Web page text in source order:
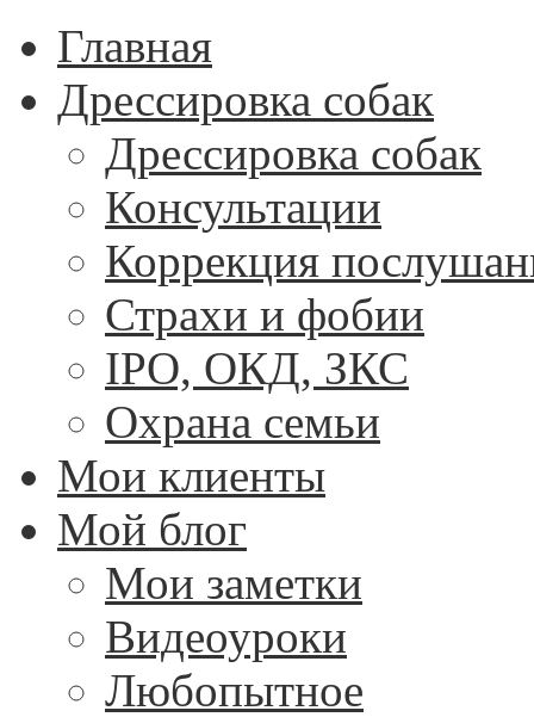
Главная
Дрессировка собак
Дрессировка собак
Консультации
Коррекция
Страхи и фобии
IPO, ОКД, ЗКС
Охрана семьи
Мои клиенты
Мой блог
Мои заметки
Видеоуроки
Любопытное